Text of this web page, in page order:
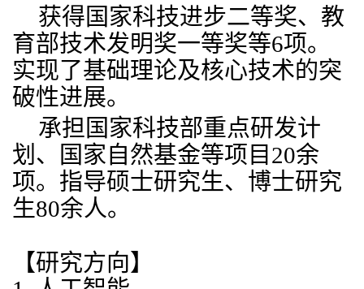
获得国家科技进步二等奖、教
育部技术发明奖一等奖等6项。
实现了基础理论及核心技术的突
破性进展。
承担国家科技部重点研发计
划、国家自然基金等项目20余
项。指导硕士研究生、博士研究
生80余人。
【研究方向】